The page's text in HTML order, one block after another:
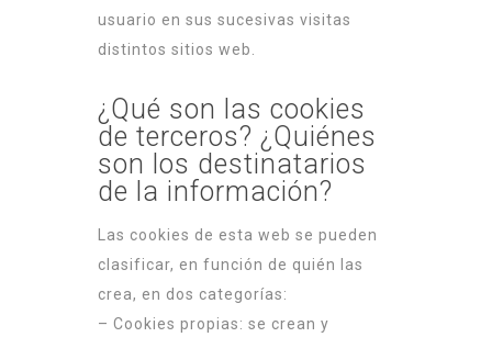
usuario en sus sucesivas visitas
distintos sitios web.
¿Qué son las cookies
de terceros? ¿Quiénes
son los destinatarios
de la información?
Las cookies de esta web se pueden
clasificar, en función de quién las
crea, en dos categorías:
– Cookies propias: se crean y